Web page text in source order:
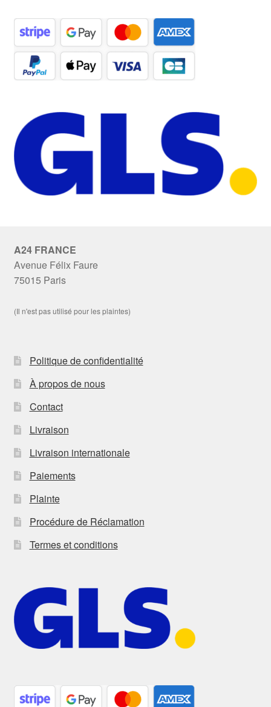
A24 FRANCE
Avenue Félix Faure
75015 Paris
(Il n'est pas utilisé pour les plaintes)
Politique de confidentialité
À propos de nous
Contact
Livraison
Livraison internationale
Paiements
Plainte
Procédure de Réclamation
Termes et conditions